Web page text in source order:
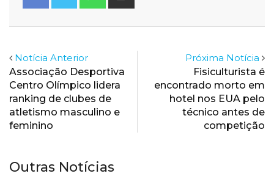
Notícia Anterior
Associação Desportiva
Centro Olímpico lidera
ranking de clubes de
atletismo masculino e
feminino
Próxima Notícia
Fisiculturista é
encontrado morto em
hotel nos EUA pelo
técnico antes de
competição
Outras Notícias